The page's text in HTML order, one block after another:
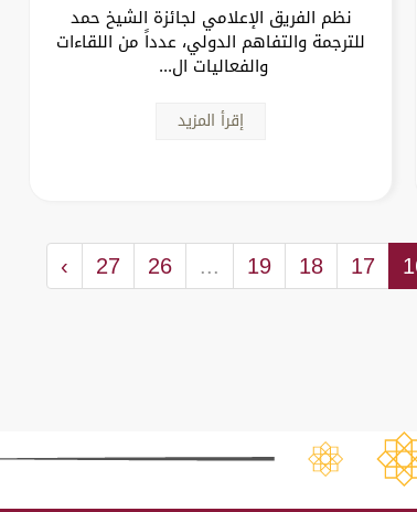
نظم الفريق الإعلامي لجائزة الشيخ حمد
للترجمة والتفاهم الدولي، عدداً من اللقاءات
والفعاليات ال...
إقرأ المزيد
17
18
19
...
26
27
›